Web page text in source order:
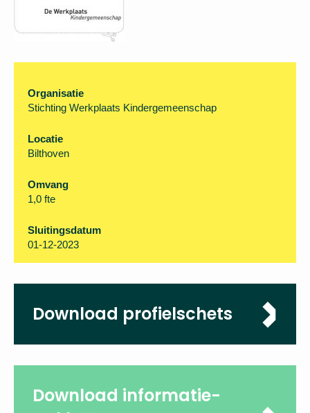
Stichting Werkplaats Kindergemeenschap
Bilthoven
1,0 fte
Sluitingsdatum
01-12-2023
Download